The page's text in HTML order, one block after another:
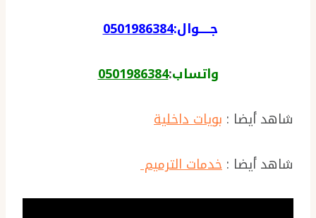
جـــــوال:0501986384
واتساب:
0501986384
شاهد أيضا : بويات داخلية
شاهد أيضا : خدمات الترميم